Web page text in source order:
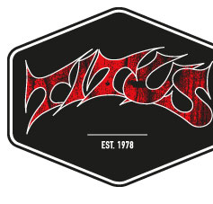
main
content